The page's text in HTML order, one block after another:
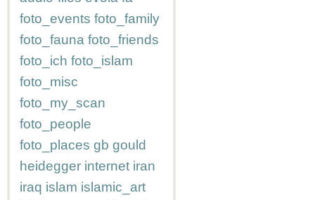
foto_events foto_family
foto_fauna foto_friends
foto_ich foto_islam
foto_misc
foto_my_scan
foto_people
foto_places gb gould
heidegger internet iran
iraq islam islamic_art